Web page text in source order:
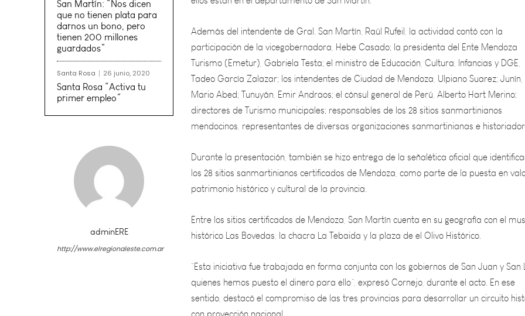
San Martín: “Nos dicen
que no tienen plata para
darnos un bono, pero
tienen 200 millones
guardados”
Santa Rosa 26 junio, 2020
Santa Rosa “Activa tu
primer empleo”
adminERE
http://www.elregionaleste.com.ar
participación de la vicegobernadora, Hebe Casado; la presidenta del Ente Mendoza
Turismo (Emetur), Gabriela Testa; el ministro de Educación, Cultura, Infancias y DGE,
Tadeo García Zalazar; los intendentes de Ciudad de Mendoza, Ulpiano Suarez; Junín,
Mario Abed; Tunuyán, Emir Andraos; el cónsul general de Perú, Alberto Hart Merino;
directores de Turismo municipales; responsables de los 28 sitios sanmartinianos
mendocinos, representantes de diversas organizaciones sanmartinianas e historiadores.
Durante la presentación, también se hizo entrega de la señalética oficial que
los 28 sitios sanmartinianos certificados de Mendoza, como parte de la puesta en
patrimonio histórico y cultural de la provincia.
Entre los sitios certificados de Mendoza, San Martín cuenta en su geografía con el museo
histórico Las Bovedas, la chacra La Tebaida y la plaza de el Olivo Histórico.
“Esta iniciativa fue trabajada en forma conjunta con los gobiernos de San Juan y San Luis,
quienes hemos puesto el dinero para ello”, expresó Cornejo, durante el acto. En ese
sentido, destacó el compromiso de las tres provincias para desarrollar un circuito
con proyección nacional.